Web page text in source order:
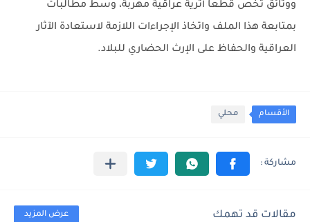
ووثائق تخص قطعاً أثرية عراقية مهربة، وسط مطالبات
بمتابعة هذا الملف واتخاذ الإجراءات اللازمة لاستعادة الآثار
العراقية والحفاظ على الإرث الحضاري للبلاد.
الأقسام محلي
مقالات قد تهمك عرض المزيد